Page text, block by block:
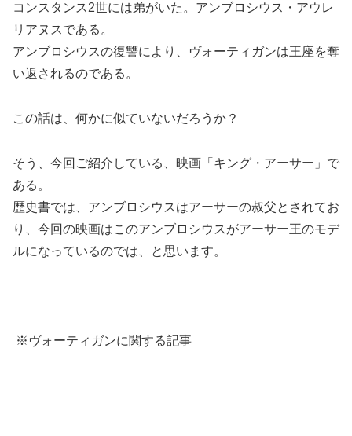
コンスタンス2世には弟がいた。アンブロシウス・アウレ
リアヌスである。
アンブロシウスの復讐により、ヴォーティガンは王座を奪
い返されるのである。
この話は、何かに似ていないだろうか？
そう、今回ご紹介している、映画「キング・アーサー」で
ある。
歴史書では、アンブロシウスはアーサーの叔父とされてお
り、今回の映画はこのアンブロシウスがアーサー王のモデ
ルになっているのでは、と思います。
※ヴォーティガンに関する記事